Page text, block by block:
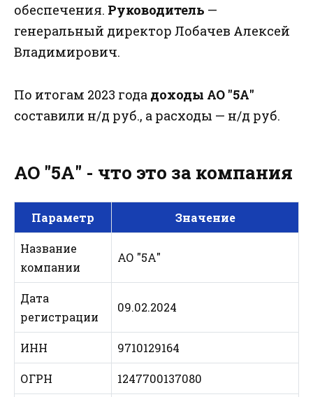
обеспечения. Руководитель —
генеральный директор Лобачев Алексей
Владимирович.
По итогам 2023 года доходы АО "5А"
составили н/д руб., а расходы — н/д руб.
АО "5А" - что это за компания
Параметр Значение
Название
компании
АО "5А"
Дата
регистрации
09.02.2024
ИНН 9710129164
ОГРН 1247700137080